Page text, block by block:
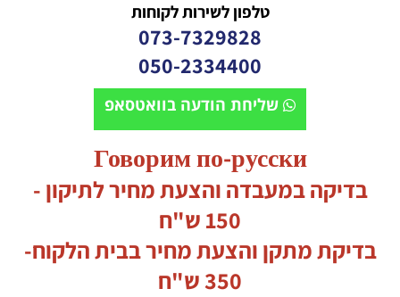
טלפון לשירות לקוחות
073-7329828
050-2334400
שליחת הודעה בוואטסאפ
Говорим по-русски
בדיקה במעבדה והצעת מחיר לתיקון -
150 ש"ח
בדיקת מתקן והצעת מחיר בבית הלקוח-
350 ש"ח